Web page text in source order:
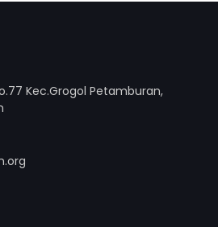
Kec.Grogol Petamburan,